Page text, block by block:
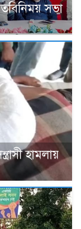
সভা
হামলায়